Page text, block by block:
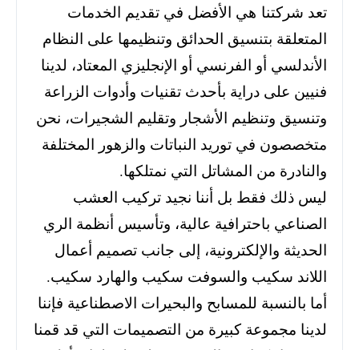
تعد شركتنا هي الأفضل في تقديم الخدمات
المتعلقة بتنسيق الحدائق وتنظيمها على النظام
الأندلسي أو الفرنسي أو الإنجليزي المعتاد، لدينا
فنيين على دراية بأحدث تقنيات وأدوات الزراعة
وتنسيق وتنظيم الأشجار وتقليم الشجيرات، نحن
متخصصون في توريد النباتات والزهور المختلفة
والنادرة من المشاتل التي نمتلكها.
ليس ذلك فقط بل أننا نجيد تركيب العشب
الصناعي باحترافية عالية، وتأسيس أنظمة الري
الحديثة والإلكترونية، إلى جانب تصميم أعمال
اللاند سكيب والسوفت سكيب والهارد سكيب.
أما بالنسبة للمسابح والبحيرات الاصطناعية فإننا
لدينا مجموعة كبيرة من التصميمات التي قد قمنا